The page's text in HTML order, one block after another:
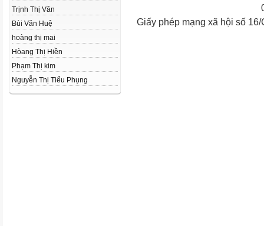
Trịnh Thị Vân
Bùi Văn Huệ
hoàng thị mai
Hòang Thị Hiền
Phạm Thị kim
Nguyễn Thị Tiểu Phụng
Giấy phép mạng xã hội số